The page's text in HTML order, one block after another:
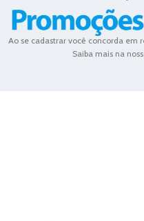
Ao se cadastrar você concorda em
Saiba mais na